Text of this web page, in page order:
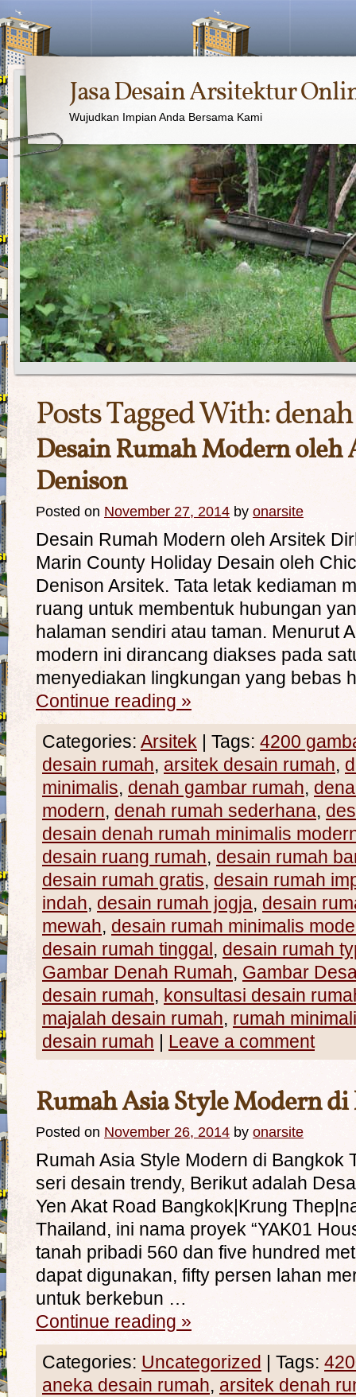
Jasa Desain Arsitektur
Wujudkan Impian Anda Bersama Kami
Posts Tagged With:
Desain Rumah Modern
Denison
Posted on November 27, 2014 by onarsite
Desain Rumah Modern oleh Arsitek
Marin County Holiday Desain oleh
Denison Arsitek. Tata letak kediaman
ruang untuk membentuk hubungan
halaman sendiri atau taman. Menurut
modern ini dirancang diakses pada
menyediakan lingkungan yang bebas
Continue reading »
Categories: Arsitek | Tags: 4200
desain rumah, arsitek desain rumah,
minimalis, denah gambar rumah,
modern, denah rumah sederhana,
desain denah rumah minimalis
desain ruang rumah, desain rumah
desain rumah gratis, desain rumah
indah, desain rumah jogja, desain
mewah, desain rumah minimalis
desain rumah tinggal, desain rumah
Gambar Denah Rumah, Gambar
desain rumah, konsultasi desain
majalah desain rumah, rumah
desain rumah | Leave a comment
Rumah Asia Style Modern
Posted on November 26, 2014 by onarsite
Rumah Asia Style Modern di Bangkok
seri desain trendy, Berikut adalah
Yen Akat Road Bangkok|Krung
Thailand, ini nama proyek “YAK01
tanah pribadi 560 dan five hundred
dapat digunakan, fifty persen lahan
untuk berkebun …
Continue reading »
Categories: Uncategorized | Tags:
aneka desain rumah, arsitek denah